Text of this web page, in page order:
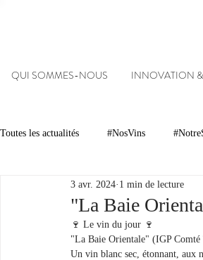
QUI SOMMES-NOUS INNOVATION
Toutes les actualités #NosVins
Chambre d’Amour Vins
Dégustations Evénements
"La Baie
3 avr. 2024 1 min de lecture
🍷 Le vin du jour 🍷
"La Baie Orientale" (IGP Comté
Un vin blanc sec, étonnant, aux